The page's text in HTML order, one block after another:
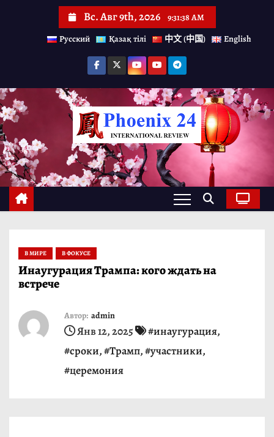
й
т
и
к
с
о
Вс. Авг 9th, 2026
9:31:39 AM
Русский
Қазақ тілі 中文 (中国) English
В МИРЕ В ФОКУСЕ
Инаугурация Трампа: кого ждать на
встрече
Автор: admin
Янв 12, 2025 #инаугурация,
#сроки,#Трамп,#участники,
#церемония